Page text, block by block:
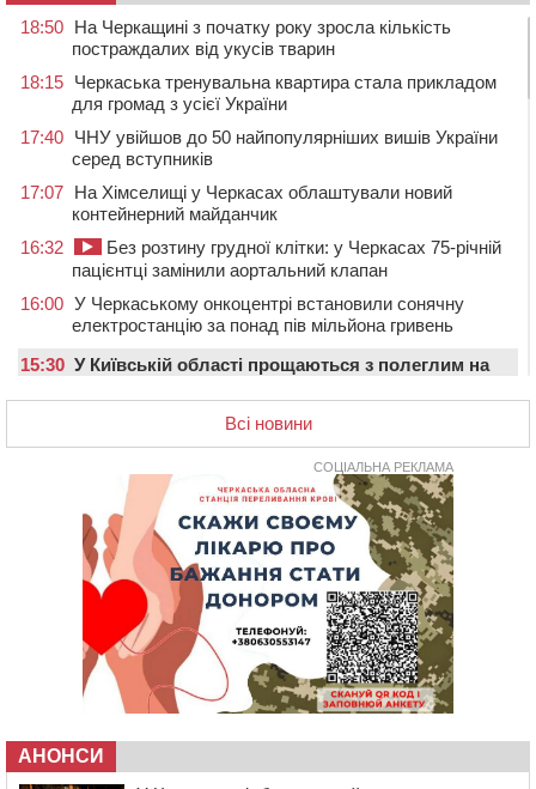
18:50 На Черкащині з початку року зросла кількість
постраждалих від укусів тварин
18:15 Черкаська тренувальна квартира стала прикладом
для громад з усієї України
17:40 ЧНУ увійшов до 50 найпопулярніших вишів України
серед вступників
17:07 На Хімселищі у Черкасах облаштували новий
контейнерний майданчик
16:32
Без розтину грудної клітки: у Черкасах 75-річній
пацієнтці замінили аортальний клапан
16:00 У Черкаському онкоцентрі встановили сонячну
електростанцію за понад пів мільйона гривень
15:30 У Київській області прощаються з полеглим на
У Черкасах містяни через нову скляну зупинку і
вирізані дерева потерпають від спеки: Бондаренко
обіцяє масштабне озеленення
Провокував конфлікт і зачинився в автівці: у ТЦК
прокоментували скандал із затриманням
чоловіка у Тальному
У Тальному працівники ТЦК вибили вікно і
витягли з автівки чоловіка (ВІДЕО)
На Звенигородщині чоловік до смерті побив 82-
річного односельця
У Черкасах СБУ викрила прокремлівську
агітаторку, яка закликала до захоплення України
12:50 “Як сказати дитині, що тато загинув?”: для
Всі новини
СОЦІАЛЬНА РЕКЛАМА
АНОНСИ